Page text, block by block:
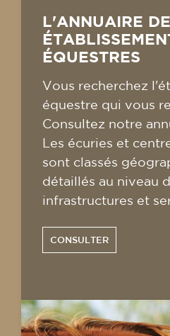
L'ANNUAIRE
ÉQUESTRES
Vous recherchez
équestre qui vous
Consultez notre
Les écuries et
sont classés
détaillés au niveau
infrastructures et
CONSULTER